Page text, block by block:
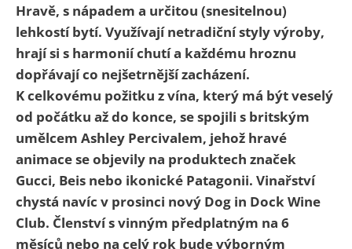
Hravě, s nápadem a určitou (snesitelnou)
lehkostí bytí. Využívají netradiční styly výroby,
hrají si s harmonií chutí a každému hroznu
dopřávají co nejšetrnější zacházení.
K celkovému požitku z vína, který má být veselý
od počátku až do konce, se spojili s britským
umělcem Ashley Percivalem, jehož hravé
animace se objevily na produktech značek
Gucci, Beis nebo ikonické Patagonii. Vinařství
chystá navíc v prosinci nový Dog in Dock Wine
Club. Členství s vinným předplatným na 6
měsíců nebo na celý rok bude výborným